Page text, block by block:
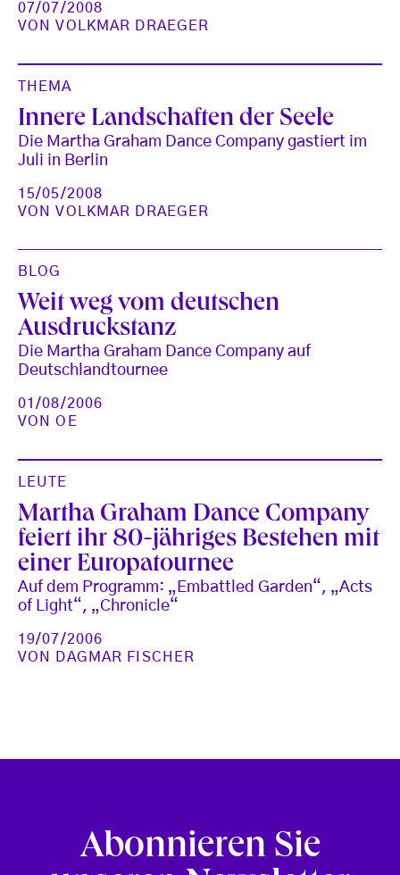
07/07/2008
VONVOLKMAR DRAEGER
THEMA
Innere Landschaften der Seele
Die Martha Graham Dance Company gastiert im
Juli in Berlin
15/05/2008
VONVOLKMAR DRAEGER
BLOG
Weit weg vom deutschen
Ausdruckstanz
Die Martha Graham Dance Company auf
Deutschlandtournee
01/08/2006
VONOE
LEUTE
Martha Graham Dance Company
feiert ihr 80-jähriges Bestehen mit
einer Europatournee
Auf dem Programm: „Embattled Garden“, „Acts
of Light“, „Chronicle“
19/07/2006
VON
DAGMAR FISCHER
Abonnieren Sie